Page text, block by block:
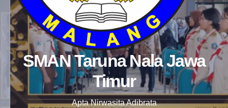
SMAN Taruna Nala Jawa
Timur
Apta Nirwasita Adibrata